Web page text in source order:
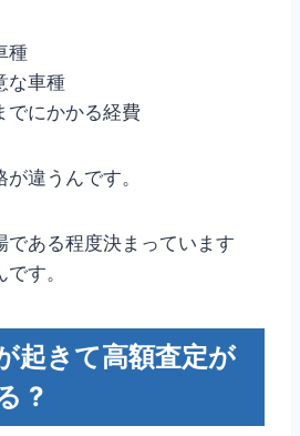
種
な車種
でにかかる経費
違うんです。
である程度決まっています
す。
起きて高額査定が
?